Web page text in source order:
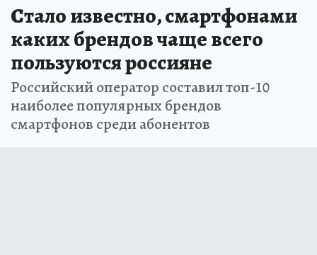
Стало известно, смартфонами
каких брендов чаще всего
пользуются россияне
Российский оператор составил топ-10
наиболее популярных брендов
смартфонов среди абонентов